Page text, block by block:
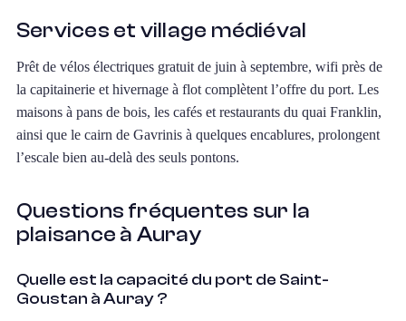
Services et village médiéval
Prêt de vélos électriques gratuit de juin à septembre, wifi près de
la capitainerie et hivernage à flot complètent l’offre du port. Les
maisons à pans de bois, les cafés et restaurants du quai Franklin,
ainsi que le cairn de Gavrinis à quelques encablures, prolongent
l’escale bien au-delà des seuls pontons.
Questions fréquentes sur la
plaisance à Auray
Quelle est la capacité du port de Saint-
Goustan à Auray ?